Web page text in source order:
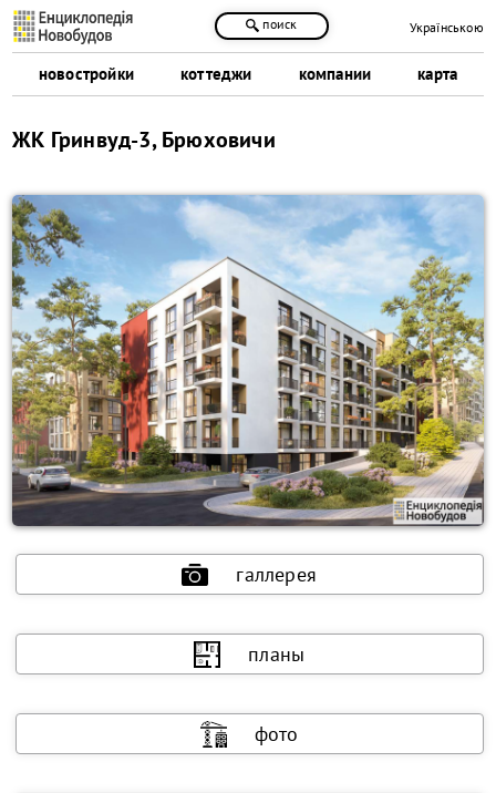
новостройки коттеджи компании карта
поиск Українською
ЖК Гринвуд-3, Брюховичи
галлерея
планы
фото